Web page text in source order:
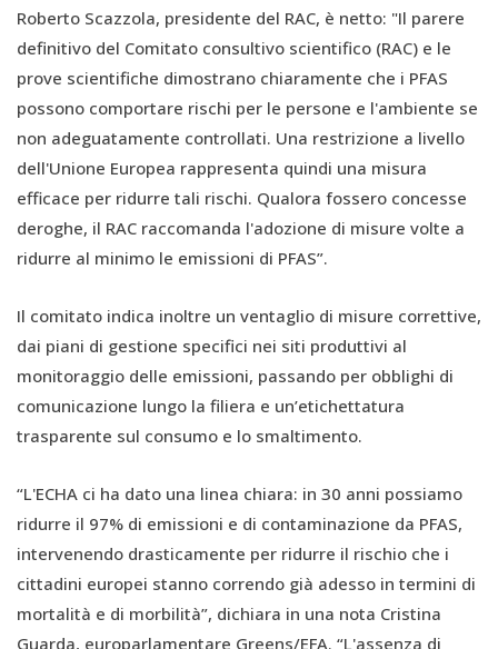
Roberto Scazzola, presidente del RAC, è netto: "Il parere
definitivo del Comitato consultivo scientifico (RAC) e le
prove scientifiche dimostrano chiaramente che i PFAS
possono comportare rischi per le persone e l'ambiente se
non adeguatamente controllati. Una restrizione a livello
dell'Unione Europea rappresenta quindi una misura
efficace per ridurre tali rischi. Qualora fossero concesse
deroghe, il RAC raccomanda l'adozione di misure volte a
ridurre al minimo le emissioni di PFAS”.
Il comitato indica inoltre un ventaglio di misure correttive,
dai piani di gestione specifici nei siti produttivi al
monitoraggio delle emissioni, passando per obblighi di
comunicazione lungo la filiera e un’etichettatura
trasparente sul consumo e lo smaltimento.
“L'ECHA ci ha dato una linea chiara: in 30 anni possiamo
ridurre il 97% di emissioni e di contaminazione da PFAS,
intervenendo drasticamente per ridurre il rischio che i
cittadini europei stanno correndo già adesso in termini di
mortalità e di morbilità”, dichiara in una nota Cristina
Guarda, europarlamentare Greens/EFA. “L'assenza di